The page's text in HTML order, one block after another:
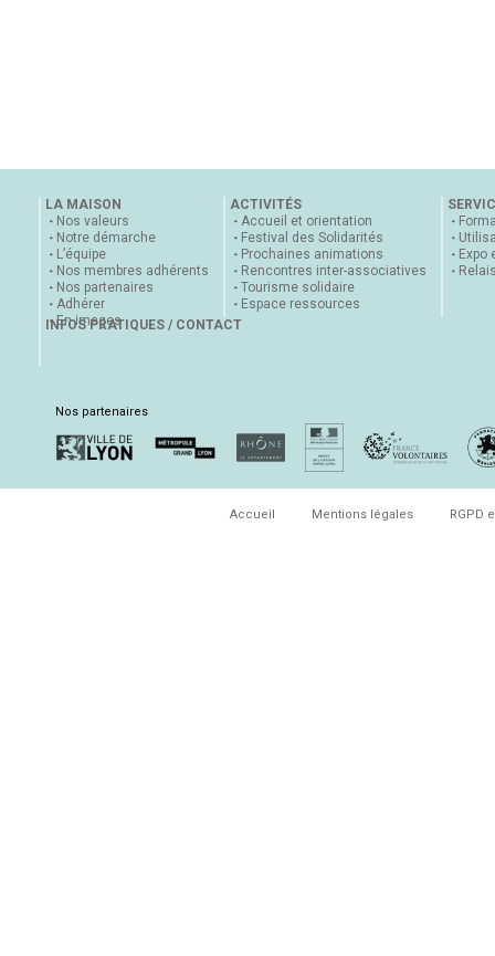
LA MAISON
Nos valeurs
Notre démarche
L’équipe
Nos membres adhérents
Nos partenaires
Adhérer
En images
ACTIVITÉS
Accueil et orientation
Festival des Solidarités
Prochaines animations
Rencontres inter-associatives
Tourisme solidaire
Espace ressources
Expo
INFOS PRATIQUES / CONTACT
Nos partenaires
Accueil Mentions légales RGPD